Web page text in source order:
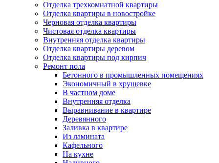
Отделка трехкомнатной квартиры
Отделка квартиры в новостройке
Черновая отделка квартиры
Чистовая отделка квартиры
Внутренняя отделка квартиры
Отделка квартиры деревом
Отделка квартиры под кирпич
Ремонт пола
Бетонного в промышленных помещениях
Экономичный в хрущевке
В частном доме
Внутренняя отделка
Выравнивание в квартире
Деревянного
Заливка в квартире
Из ламината
Кафельного
На кухне